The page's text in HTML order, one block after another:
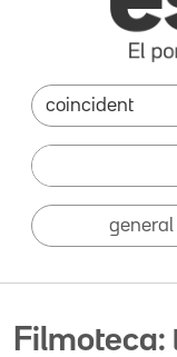
general
Filmoteca: